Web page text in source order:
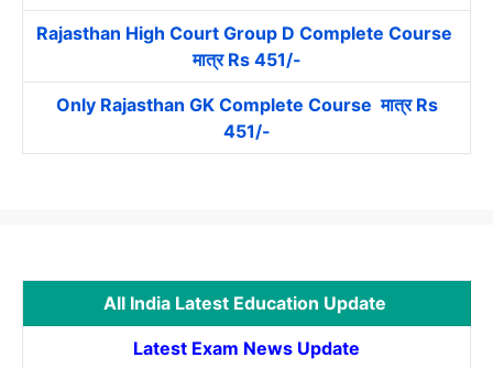
Rajasthan High Court Group D Complete Course
मात्र Rs 451/-
Only Rajasthan GK Complete Course मात्र Rs
451/-
All India Latest Education Update
Latest Exam News Update